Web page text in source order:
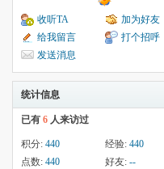
收听TA
加为好友
给我留言
打个招呼
发送消息
统计信息
已有 6 人来访过
积分: 440 经验: 440
点数: 440 好友: --